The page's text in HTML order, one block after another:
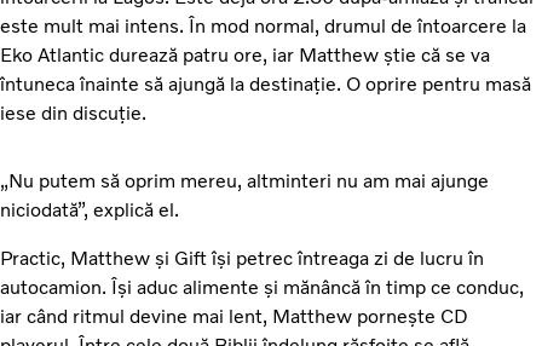
este mult mai intens. În mod normal, drumul de întoarcere la
Eko Atlantic durează patru ore, iar Matthew știe că se va
întuneca înainte să ajungă la destinație. O oprire pentru masă
iese din discuție.
„Nu putem să oprim mereu, altminteri nu am mai ajunge
niciodată”, explică el.
Practic, Matthew și Gift își petrec întreaga zi de lucru în
autocamion. Își aduc alimente și mănâncă în timp ce conduc,
iar când ritmul devine mai lent, Matthew pornește CD